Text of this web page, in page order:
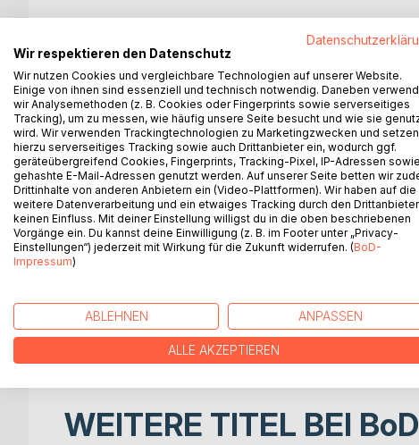
Sechs teils schon ergraute Radler werfen sich ins
Von der Haustür in Ahaus, im westlichen
lange Tour durch die Niederlande, Belgien und
Camino Frances. Bei teils widrigen
blühende Landschaften und urbane Städte, über
mehr als tausend Jahren nach Santiago de
Sattelfestigkeit und Pedaltreue überwinden sie
fest, dass Radpilgern etwas anderes ist als nur
Der Autor erzählt unbefangen und manchmal
Legenden, Wegeerfahrungen in der Gruppe und
Radwanderern Tipps. Das Buch soll die
und all diejenigen ermuntern, die sich noch nicht
WEITERE TITEL BEI BoD
Wir respektieren den Datenschutz
Wir nutzen Cookies und vergleichbare Technologien auf unserer Website.
Einige von ihnen sind essenziell und technisch notwendig. Daneben
wir Analysemethoden (z. B. Cookies oder Fingerprints sowie serverseitiges
Tracking), um zu messen, wie häufig unsere Seite besucht und wie sie
wird. Wir verwenden Trackingtechnologien zu Marketingzwecken und setzen
hierzu serverseitiges Tracking sowie auch Drittanbieter ein, wodurch ggf.
geräteübergreifend Cookies, Fingerprints, Tracking-Pixel, IP-Adressen sowie
gehashte E-Mail-Adressen genutzt werden. Auf unserer Seite betten wir
Drittinhalte von anderen Anbietern ein (Video-Plattformen). Wir haben auf die
weitere Datenverarbeitung und ein etwaiges Tracking durch den Drittanbieter
keinen Einfluss. Mit deiner Einstellung willigst du in die oben beschriebenen
Vorgänge ein. Du kannst deine Einwilligung (z. B. im Footer unter „Privacy-
Einstellungen“) jederzeit mit Wirkung für die Zukunft widerrufen. (BoD-
Impressum)
ABLEHNEN ANPASSEN
ALLE AKZEPTIEREN